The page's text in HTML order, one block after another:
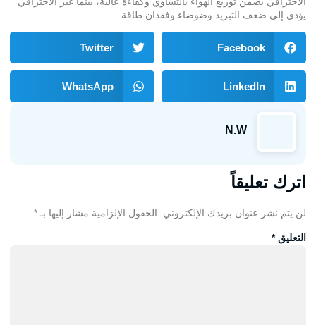
يؤدي إلى ضعف التبريد وضوضاء وفقدان طاقة.
Facebook
Twitter
LinkedIn
WhatsApp
N.W
اترك تعليقاً
لن يتم نشر عنوان بريدك الإلكتروني. الحقول الإلزامية مشار إليها بـ *
التعليق*